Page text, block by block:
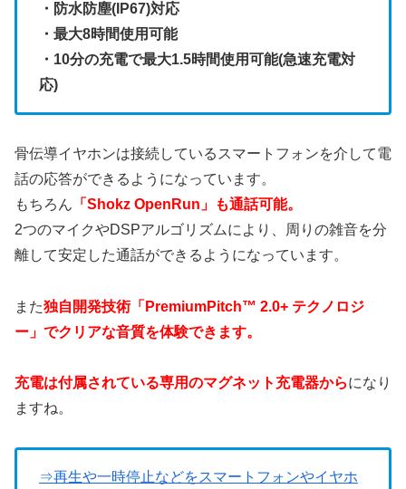
・防水防塵(IP67)対応
・最大8時間使用可能
・10分の充電で最大1.5時間使用可能(急速充電対
応)
骨伝導イヤホンは接続しているスマートフォンを介して電
話の応答ができるようになっています。
もちろん 「Shokz OpenRun」も通話可能。
2つのマイクやDSPアルゴリズムにより、周りの雑音を分
離して安定した通話ができるようになっています。
また独自開発技術「PremiumPitch™ 2.0+ テクノロジ
ー」でクリアな音質を体験できます。
充電は付属されている専用のマグネット充電器からになり
ますね。
⇒再生や一時停止などをスマートフォンやイヤホ